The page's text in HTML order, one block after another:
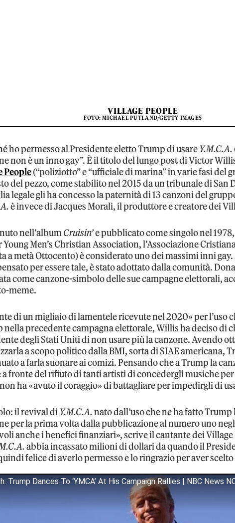
VILLAGE PEOPLE
FOTO: MICHAEL PUTLAND/GETTY IMAGES
ho permesso al Presidente eletto Trump di usare Y.M.C.A.
non è un inno gay”. È il titolo del lungo post di Victor
People(“poliziotto” e “ufficiale di marina” in varie fasi del
del pezzo, come stabilito nel 2015 da un tribunale di San
legale gli ha concesso la paternità di 13 canzoni del
è invece di Jacques Morali, il produttore e creatore dei
nell’albumCruisin’e pubblicato come singolo nel 1978,
Young Men’s Christian Association, l’Associazione
a metà Ottocento) è considerato uno dei massimi inni gay.
per essere tale, è stato adottato dalla comunità.
come canzone-simbolo delle sue campagne elettorali,
meme.
di un migliaio di lamentele ricevute nel 2020» per l’uso
nella precedente campagna elettorale, Willis ha deciso di
degli Stati Uniti di non usare più la canzone. Avendo
a scopo politico dalla BMI, sorta di SIAE americana,
a farla suonare ai comizi. Pensando che a Trump la
a fronte del rifiuto di tanti artisti di concedergli musiche
ha «avuto il coraggio» di battagliare per impedirgli di
il revival di Y.M.C.A.nato dall’uso che ne ha fatto
per la prima volta dalla pubblicazione al numero uno
anche i benefici finanziari», scrive il cantante dei Village
abbia incassato milioni di dollari da quando il
felice di averlo permesso e lo ringrazio per aver scelto
Trump Dances To ‘YMCA’ At His Campaign Rallies | NBC News